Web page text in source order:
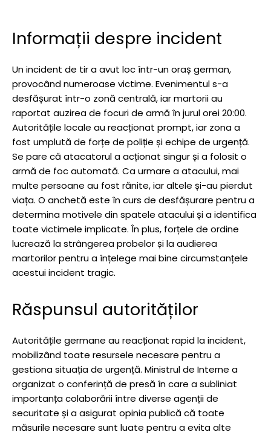
Informații despre incident
Un incident de tir a avut loc într-un oraș german,
provocând numeroase victime. Evenimentul s-a
desfășurat într-o zonă centrală, iar martorii au
raportat auzirea de focuri de armă în jurul orei 20:00.
Autoritățile locale au reacționat prompt, iar zona a
fost umplută de forțe de poliție și echipe de urgență.
Se pare că atacatorul a acționat singur și a folosit o
armă de foc automată. Ca urmare a atacului, mai
multe persoane au fost rănite, iar altele și-au pierdut
viața. O anchetă este în curs de desfășurare pentru a
determina motivele din spatele atacului și a identifica
toate victimele implicate. În plus, forțele de ordine
lucrează la strângerea probelor și la audierea
martorilor pentru a înțelege mai bine circumstanțele
acestui incident tragic.
Răspunsul autorităților
Autoritățile germane au reacționat rapid la incident,
mobilizând toate resursele necesare pentru a
gestiona situația de urgență. Ministrul de Interne a
organizat o conferință de presă în care a subliniat
importanța colaborării între diverse agenții de
securitate și a asigurat opinia publică că toate
măsurile necesare sunt luate pentru a evita alte